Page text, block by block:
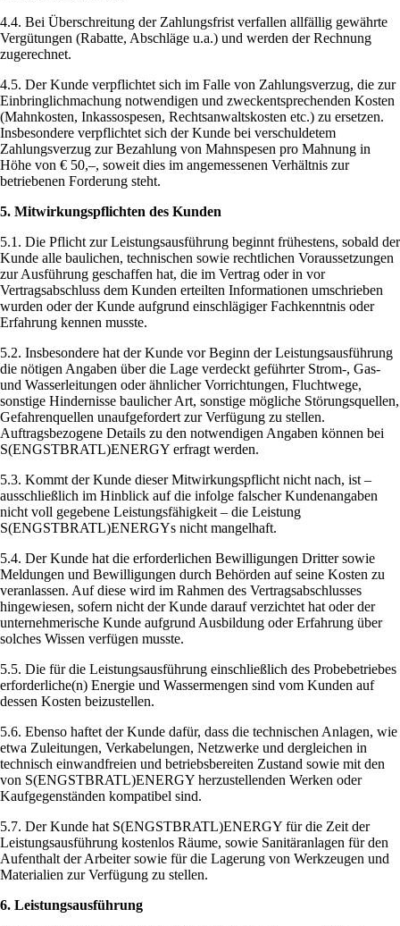
4.4. Bei Überschreitung der Zahlungsfrist verfallen allfällig gewährte
Vergütungen (Rabatte, Abschläge u.a.) und werden der Rechnung
zugerechnet.
4.5. Der Kunde verpflichtet sich im Falle von Zahlungsverzug, die zur
Einbringlichmachung notwendigen und zweckentsprechenden Kosten
(Mahnkosten, Inkassospesen, Rechtsanwaltskosten etc.) zu ersetzen.
Insbesondere verpflichtet sich der Kunde bei verschuldetem
Zahlungsverzug zur Bezahlung von Mahnspesen pro Mahnung in
Höhe von € 50,–, soweit dies im angemessenen Verhältnis zur
betriebenen Forderung steht.
5. Mitwirkungspflichten des Kunden
5.1. Die Pflicht zur Leistungsausführung beginnt frühestens, sobald der
Kunde alle baulichen, technischen sowie rechtlichen Voraussetzungen
zur Ausführung geschaffen hat, die im Vertrag oder in vor
Vertragsabschluss dem Kunden erteilten Informationen umschrieben
wurden oder der Kunde aufgrund einschlägiger Fachkenntnis oder
Erfahrung kennen musste.
5.2. Insbesondere hat der Kunde vor Beginn der Leistungsausführung
die nötigen Angaben über die Lage verdeckt geführter Strom-, Gas-
und Wasserleitungen oder ähnlicher Vorrichtungen, Fluchtwege,
sonstige Hindernisse baulicher Art, sonstige mögliche Störungsquellen,
Gefahrenquellen unaufgefordert zur Verfügung zu stellen.
Auftragsbezogene Details zu den notwendigen Angaben können bei
S(ENGSTBRATL)ENERGY erfragt werden.
5.3. Kommt der Kunde dieser Mitwirkungspflicht nicht nach, ist –
ausschließlich im Hinblick auf die infolge falscher Kundenangaben
nicht voll gegebene Leistungsfähigkeit – die Leistung
S(ENGSTBRATL)ENERGYs nicht mangelhaft.
5.4. Der Kunde hat die erforderlichen Bewilligungen Dritter sowie
Meldungen und Bewilligungen durch Behörden auf seine Kosten zu
veranlassen. Auf diese wird im Rahmen des Vertragsabschlusses
hingewiesen, sofern nicht der Kunde darauf verzichtet hat oder der
unternehmerische Kunde aufgrund Ausbildung oder Erfahrung über
solches Wissen verfügen musste.
5.5. Die für die Leistungsausführung einschließlich des Probebetriebes
erforderliche(n) Energie und Wassermengen sind vom Kunden auf
dessen Kosten beizustellen.
5.6. Ebenso haftet der Kunde dafür, dass die technischen Anlagen, wie
etwa Zuleitungen, Verkabelungen, Netzwerke und dergleichen in
technisch einwandfreien und betriebsbereiten Zustand sowie mit den
von S(ENGSTBRATL)ENERGY herzustellenden Werken oder
Kaufgegenständen kompatibel sind.
5.7. Der Kunde hat S(ENGSTBRATL)ENERGY für die Zeit der
Leistungsausführung kostenlos Räume, sowie Sanitäranlagen für den
Aufenthalt der Arbeiter sowie für die Lagerung von Werkzeugen und
Materialien zur Verfügung zu stellen.
6. Leistungsausführung